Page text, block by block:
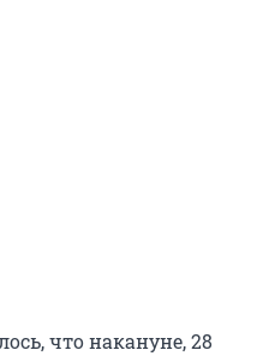
что накануне, 28